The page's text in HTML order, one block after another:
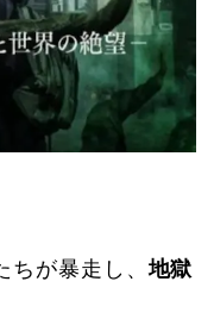
ちが暴走し、地獄